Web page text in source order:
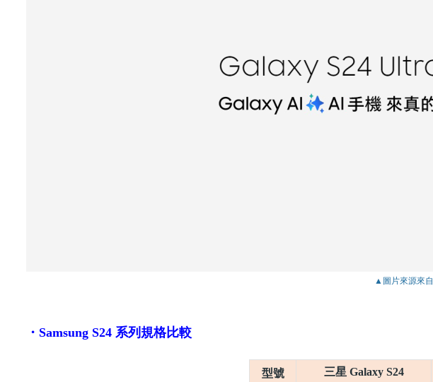
▲圖片來源來自
・ Samsung S24 系列規格比較
型號 三星 Galaxy S24